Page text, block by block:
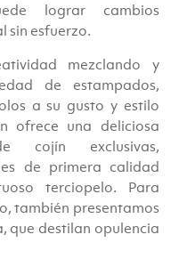
lograr cambios
sin esfuerzo.
mezclando y
de estampados,
a su gusto y estilo
ofrece una deliciosa
cojín exclusivas,
de primera calidad
terciopelo. Para
también presentamos
que destilan opulencia